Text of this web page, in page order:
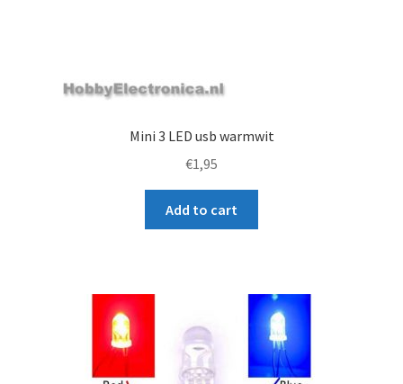
Mini 3 LED usb warmwit
€1,95
Add to cart